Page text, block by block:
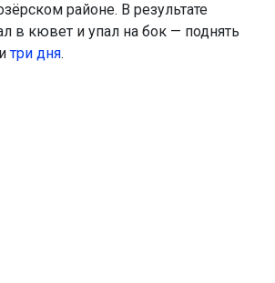
районе. В результате
в кювет и упал на бок — поднять
три дня.